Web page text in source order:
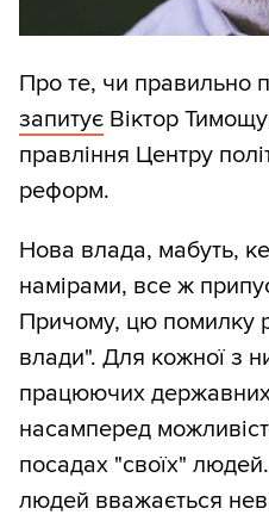
Про те, чи правильно
запитує Віктор
правління Центру
реформ.
Нова влада, мабуть,
намірами, все ж
Причому, цю помилку
влади". Для кожної з
працюючих
насамперед
посадах "своїх"
людей вважається